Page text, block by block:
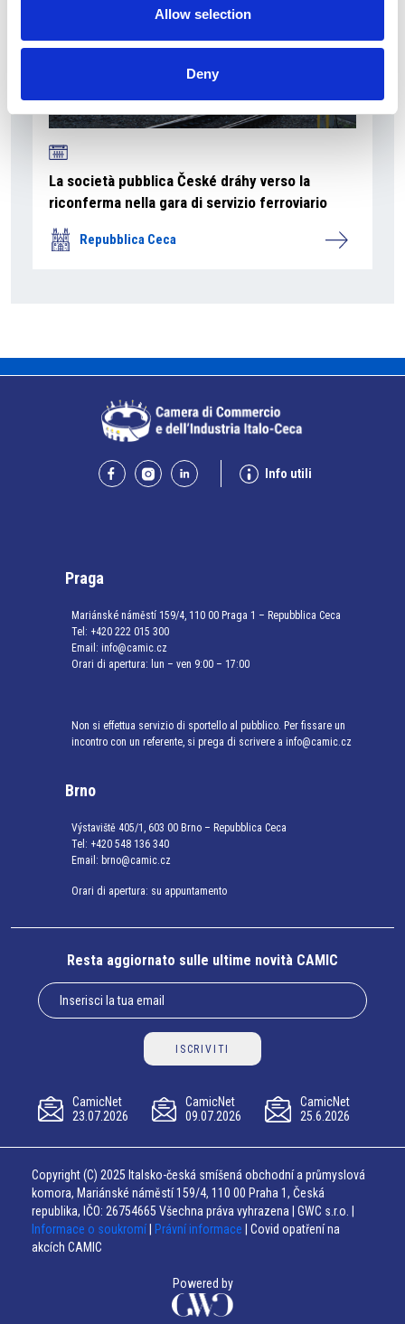
Allow selection
Deny
La società pubblica České dráhy verso la
riconferma nella gara di servizio ferroviario
Repubblica Ceca
Info utili
Praga
Mariánské náměstí 159/4, 110 00 Praga 1 – Repubblica Ceca
Tel: +420 222 015 300
Email: info@camic.cz
Orari di apertura: lun – ven 9:00 – 17:00
Non si effettua servizio di sportello al pubblico. Per fissare un
incontro con un referente, si prega di scrivere a info@camic.cz
Brno
Výstaviště 405/1, 603 00 Brno – Repubblica Ceca
Tel: +420 548 136 340
Email: brno@camic.cz
Orari di apertura: su appuntamento
Resta aggiornato sulle ultime novità CAMIC
ISCRIVITI
CamicNet
23.07.2026
CamicNet
09.07.2026
CamicNet
25.6.2026
Copyright (C) 2025 Italsko-česká smíšená obchodní a průmyslová
komora, Mariánské náměstí 159/4, 110 00 Praha 1, Česká
republika, IČO: 26754665 Všechna práva vyhrazena | GWC s.r.o. |
Informace o soukromí
Právní informace | Covid opatření na
akcích CAMIC
Powered by